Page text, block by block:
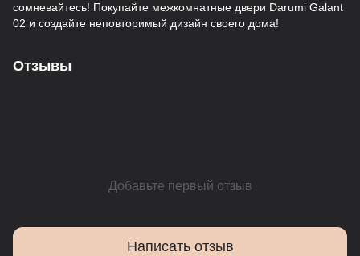
сомневайтесь! Покупайте межкомнатные двери Darumi Galant
02 и создайте неповторимый дизайн своего дома!
Отзывы
Добавьте первый отзыв
Написать отзыв